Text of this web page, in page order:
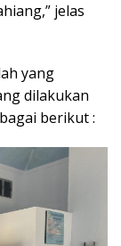
jelas
yang
dilakukan
berikut :